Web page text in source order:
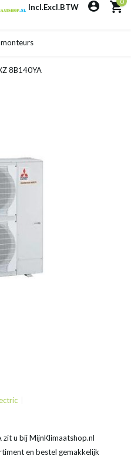
Incl.Excl.BTW
monteurs
8B140YA
u bij MijnKlimaatshop.nl
en bestel gemakkelijk